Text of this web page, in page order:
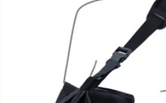
Apri supporto 0 in modalità modale